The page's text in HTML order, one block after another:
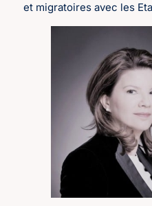
et migratoires avec les